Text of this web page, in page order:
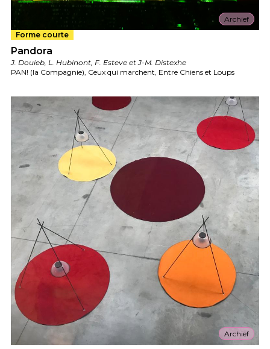
Archief
Forme courte
Pandora
J. Douieb, L. Hubinont, F. Esteve et J-M. Distexhe
PAN! (la Compagnie), Ceux qui marchent, Entre Chiens et Loups
Archief